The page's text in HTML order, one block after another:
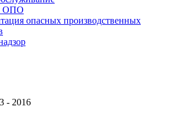
ОПО
опасных производственных
- 2016